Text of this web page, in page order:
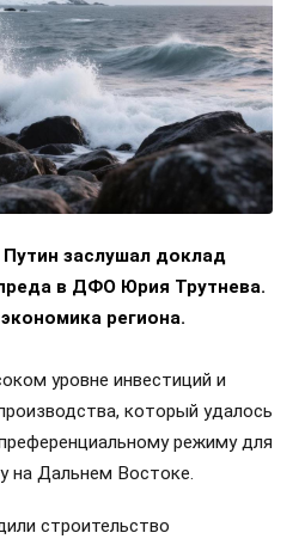
заслушал доклад
в ДФО Юрия Трутнева.
региона.
уровне инвестиций и
который удалось
режиму для
на Дальнем Востоке.
строительство